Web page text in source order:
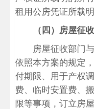
租用公房凭证所载
（四）房屋征
房屋征收部门
依照本方案的规定
付期限、用于产权
费、临时安置费、
限等事项，订立房